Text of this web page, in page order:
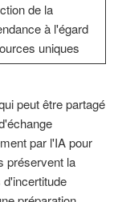
de la
à l'égard
uniques
peut être partagé
par l'IA pour
préservent la